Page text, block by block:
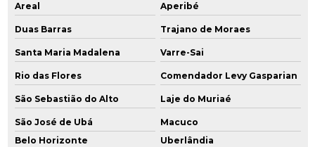
Monitoramento da qualidade da água subterrânea
Monitoramento para encerramento
Orçamento licenciamento ambiental
Passivo remediação ambiental
Perfuração e instalação de poços de monitoramento
Areal Aperibé
Duas Barras Trajano de Moraes
Santa Maria Madalena Varre-Sai
Rio das Flores Comendador Levy Gasparian
São Sebastião do Alto Laje do Muriaé
São José de Ubá
Macuco
Belo Horizonte
Uberlândia